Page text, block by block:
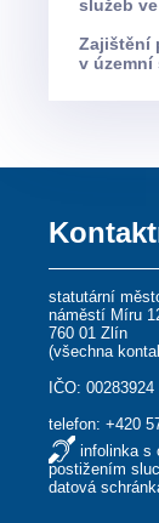
služeb
Zajištění přenosu dat a informací
v územní
statutární
náměstí Míru
760 01 Zlín
(všechna
IČO: 00283924
telefon:+420
infolinka s
postižením
datová